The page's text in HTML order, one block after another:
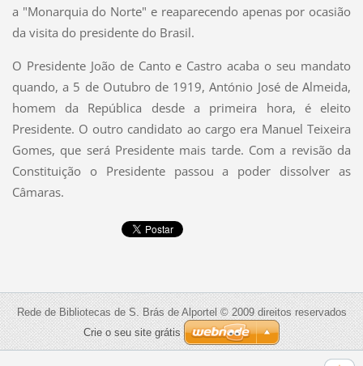
a "Monarquia do Norte" e reaparecendo apenas por ocasião
da visita do presidente do Brasil.
O Presidente João de Canto e Castro acaba o seu mandato
quando, a 5 de Outubro de 1919, António José de Almeida,
homem da República desde a primeira hora, é eleito
Presidente. O outro candidato ao cargo era Manuel Teixeira
Gomes, que será Presidente mais tarde. Com a revisão da
Constituição o Presidente passou a poder dissolver as
Câmaras.
Rede de Bibliotecas de S. Brás de Alportel © 2009 direitos reservados
Crie o seu site grátis